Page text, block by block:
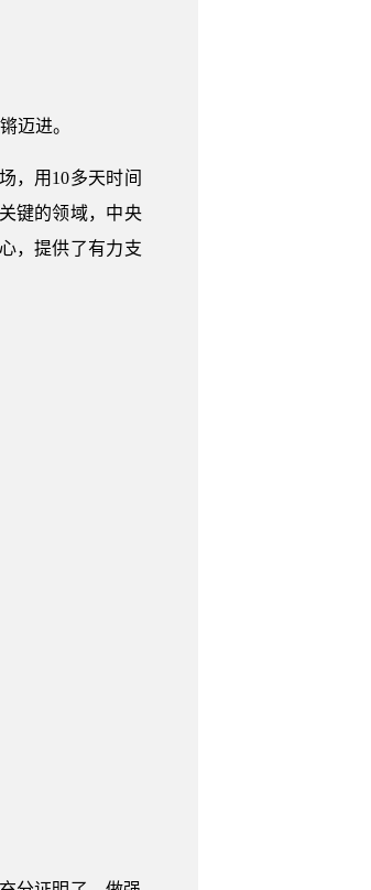
迈进。
，用10多天时间
键的领域，中央
，提供了有力支